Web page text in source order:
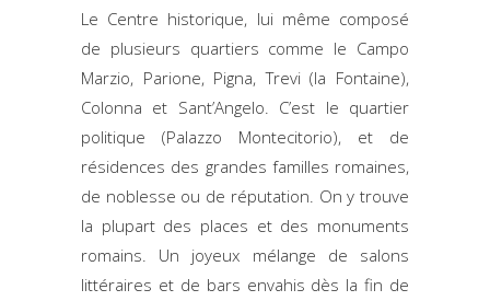
Le Centre historique, lui même composé
de plusieurs quartiers comme le Campo
Marzio, Parione, Pigna, Trevi (la Fontaine),
Colonna et Sant’Angelo. C’est le quartier
politique (Palazzo Montecitorio), et de
résidences des grandes familles romaines,
de noblesse ou de réputation. On y trouve
la plupart des places et des monuments
romains. Un joyeux mélange de salons
littéraires et de bars envahis dès la fin de